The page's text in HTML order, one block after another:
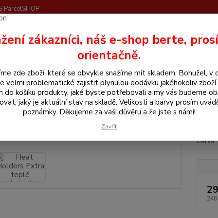
ParcelSHOP
Hledat
pro jezdce Heat Holders Extra teplé podkolenky s manžetou
Holders Extra teplé
240
zákazníci, náš e-shop berte,
orientačně.
zde zboží, které se obvykle snažíme mít skladem. Bohužel, v
velmi problematické zajistit plynulou dodávku jakéhokoliv
do košíku produkty, jaké byste potřebovali a my vás budeme
jaký je aktuální stav na skladě. Velikosti a barvy prosím
poznámky. Děkujeme za vaši důvěru a že jste s námi!
Zavřít